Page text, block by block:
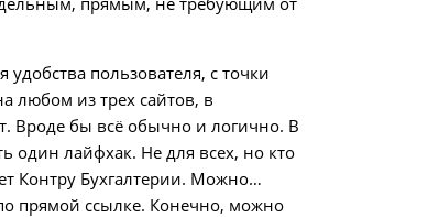
пользователя, с точки
любом из трех сайтов, в
Вроде бы всё обычно и логично. В
один лайфхак. Не для всех, но кто
Контру Бухгалтерии. Можно…
прямой ссылке. Конечно, можно